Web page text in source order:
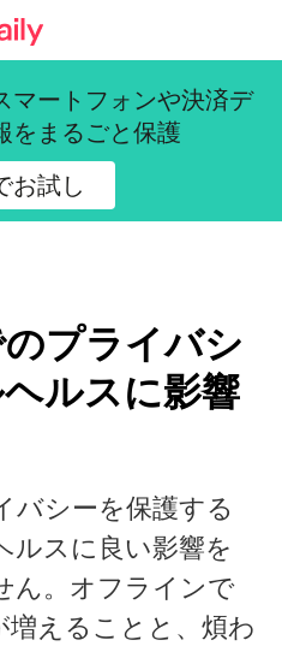
ペルスキー公式ブログ
マートフォンや決済デ
をまるごと保護
お試し
プライバシ
ルスに影響
バシーを保護する
ルスに良い影響を
ん。オフラインで
増えることと、煩わ